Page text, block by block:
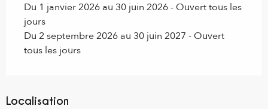
Du 1 janvier 2026 au 30 juin 2026 - Ouvert tous les
jours
Du 2 septembre 2026 au 30 juin 2027 - Ouvert
tous les jours
Localisation